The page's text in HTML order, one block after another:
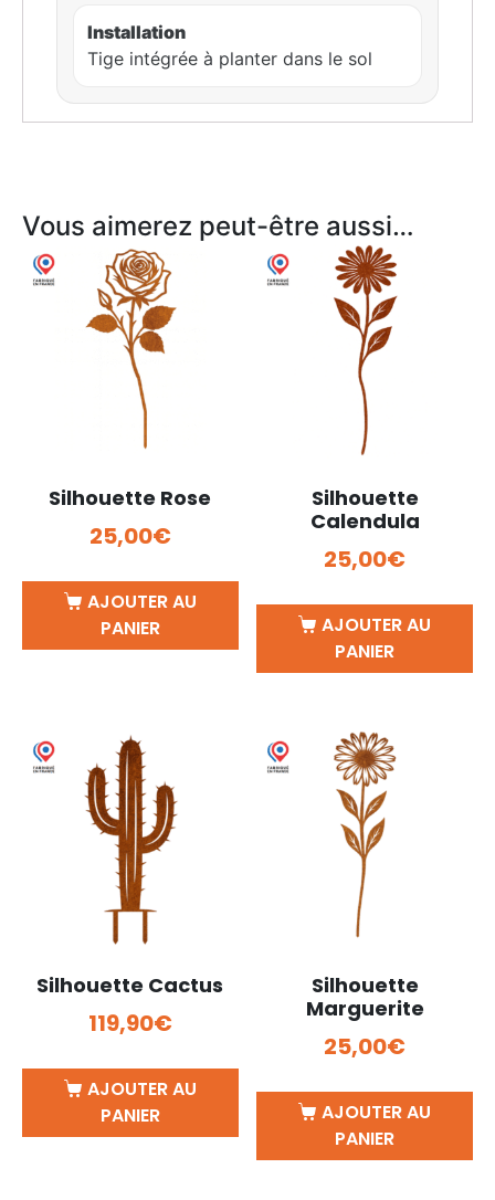
Installation
Tige intégrée à planter dans le sol
Vous aimerez peut-être aussi…
Silhouette Rose
25,00€
AJOUTER AU
PANIER
Silhouette
Calendula
25,00€
AJOUTER AU
PANIER
Silhouette Cactus
119,90€
AJOUTER AU
PANIER
Silhouette
Marguerite
25,00€
AJOUTER AU
PANIER